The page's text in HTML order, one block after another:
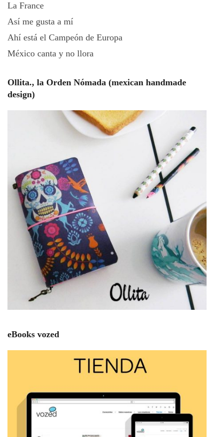
La France
Así me gusta a mí
Ahí está el Campeón de Europa
México canta y no llora
Ollita., la Orden Nómada (mexican handmade
design)
eBooks vozed